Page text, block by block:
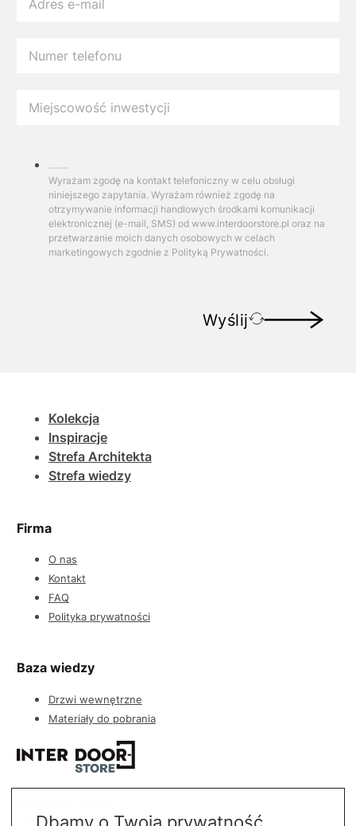
Wyrażam zgodę na kontakt telefoniczny w celu obsługi
niniejszego zapytania. Wyrażam również zgodę na
otrzymywanie informacji handlowych środkami komunikacji
elektronicznej (e-mail, SMS) od www.interdoorstore.pl oraz na
przetwarzanie moich danych osobowych w celach
marketingowych zgodnie z Polityką Prywatności.
Wyślij
Kolekcja
Inspiracje
Strefa Architekta
Strefa wiedzy
Firma
O nas
Kontakt
FAQ
Polityka prywatności
Baza wiedzy
Drzwi wewnętrzne
Materiały do pobrania
Zygmuntowska 8, 35-030 Rzeszów